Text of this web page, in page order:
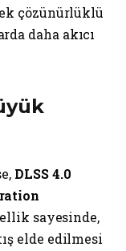
çözünürlüklü
daha akıcı
DLSS 4.0
sayesinde,
elde edilmesi